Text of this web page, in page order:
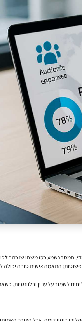
המסר נשמע כמו משהו שנכתב
התאמה אישית טובה יכולה
לשמור על עניין ורלוונטיות.